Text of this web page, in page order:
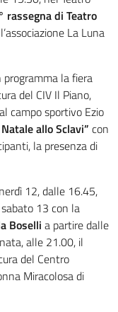
rassegna di Teatro
La Luna
programma la fiera
del CIV Il Piano,
campo sportivo Ezio
allo Sclavi” con
la presenza di
12, dalle 16.45,
13 con la
Boselli a partire dalle
alle 21.00, il
del Centro
Miracolosa di